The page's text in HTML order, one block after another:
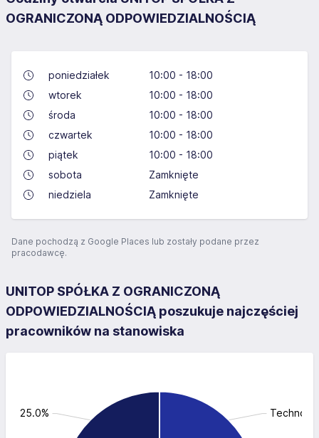
OGRANICZONĄ ODPOWIEDZIALNOŚCIĄ
poniedziałek
10:00 - 18:00
wtorek
10:00 - 18:00
środa
10:00 - 18:00
czwartek
10:00 - 18:00
piątek
10:00 - 18:00
sobota
Zamknięte
niedziela
Zamknięte
Dane pochodzą z Google Places lub zostały podane przez
pracodawcę.
UNITOP SPÓŁKA Z OGRANICZONĄ
ODPOWIEDZIALNOŚCIĄ poszukuje najczęściej
pracowników na stanowiska
25.0%